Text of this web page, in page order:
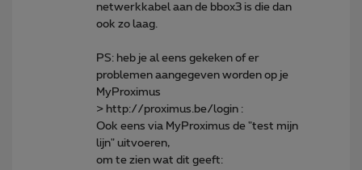
netwerkkabel aan de bbox3 is die dan
ook zo laag.
PS: heb je al eens gekeken of er
problemen aangegeven worden op je
MyProximus
> http://proximus.be/login :
Ook eens via MyProximus de "test mijn
lijn" uitvoeren,
om te zien wat dit geeft: